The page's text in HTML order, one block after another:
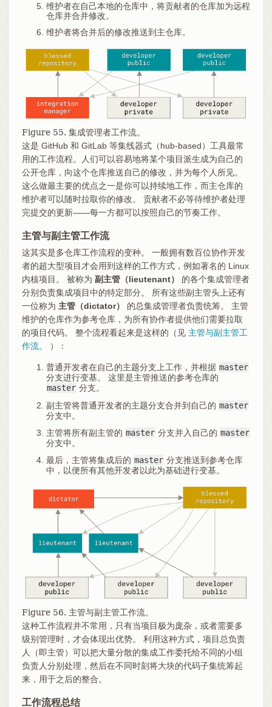
维护者在自己本地的仓库中，将贡献者的仓库加为远程
仓库并合并修改。
维护者将合并后的修改推送到主仓库。
Figure 55. 集成管理者工作流。
这是 GitHub 和 GitLab 等集线器式（hub-based）工具最常
用的工作流程。人们可以容易地将某个项目派生成为自己的
公开仓库，向这个仓库推送自己的修改，并为每个人所见。
这么做最主要的优点之一是你可以持续地工作，而主仓库的
维护者可以随时拉取你的修改。 贡献者不必等待维护者处理
完提交的更新——每一方都可以按照自己的节奏工作。
主管与副主管工作流
这其实是多仓库工作流程的变种。 一般拥有数百位协作开发
者的超大型项目才会用到这样的工作方式，例如著名的 Linux
内核项目。 被称为 副主管（lieutenant）
的各个集成管理者
分别负责集成项目中的特定部分。 所有这些副主管头上还有
一位称为 主管（dictator）
的总集成管理者负责统筹。 主管
维护的仓库作为参考仓库，为所有协作者提供他们需要拉取
的项目代码。 整个流程看起来是这样的（见 主管与副主管工
作流。
）：
普通开发者在自己的主题分支上工作，并根据 master
分支进行变基。 这里是主管推送的参考仓库的
master 分支。
副主管将普通开发者的主题分支合并到自己的 master
分支中。
主管将所有副主管的 master 分支并入自己的 master
分支中。
最后，主管将集成后的 master 分支推送到参考仓库
中，以便所有其他开发者以此为基础进行变基。
Figure 56. 主管与副主管工作流。
这种工作流程并不常用，只有当项目极为庞杂，或者需要多
级别管理时，才会体现出优势。 利用这种方式，项目总负责
人（即主管）可以把大量分散的集成工作委托给不同的小组
负责人分别处理，然后在不同时刻将大块的代码子集统筹起
来，用于之后的整合。
工作流程总结